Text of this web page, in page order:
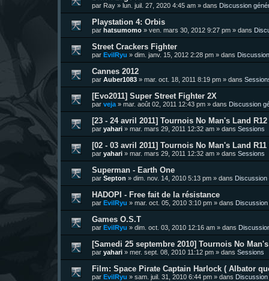
par Ray » lun. juil. 27, 2020 4:45 am » dans Discussion
Playstation 4: Orbis
par hatsumomo » ven. mars 30, 2012 9:27 pm » dans
Street Crackers Fighter
par EvilRyu » dim. janv. 15, 2012 2:28 pm » dans
Cannes 2012
par Auber1083 » mar. oct. 18, 2011 8:19 pm » dans
[Evo2011] Super Street Fighter 2X
par veja » mar. août 02, 2011 12:43 pm » dans Discussion
[23 - 24 avril 2011] Tournois No Man's Land
par yahari » mar. mars 29, 2011 12:32 am » dans Sessions
[02 - 03 avril 2011] Tournois No Man's Land
par yahari » mar. mars 29, 2011 12:32 am » dans Sessions
Superman - Earth One
par Septon » dim. nov. 14, 2010 5:13 pm » dans Discussion
HADOPI - Free fait de la résistance
par EvilRyu » mar. oct. 05, 2010 3:10 pm » dans
Games O.S.T
par EvilRyu » dim. oct. 03, 2010 12:16 am » dans
[Samedi 25 septembre 2010] Tournois No
par yahari » mer. sept. 08, 2010 11:12 pm » dans Sessions
Film: Space Pirate Captain Harlock ( Albator
par EvilRyu » sam. juil. 31, 2010 6:44 pm » dans